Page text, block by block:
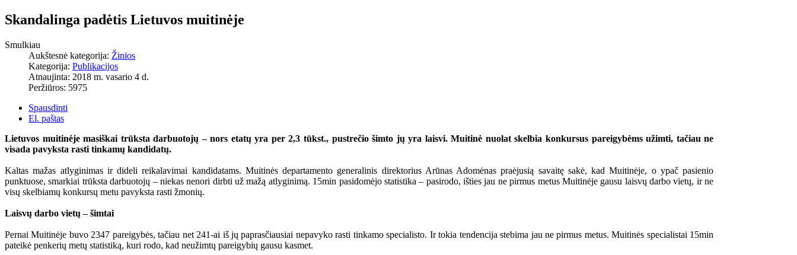
Skandalinga padėtis Lietuvos muitinėje
Smulkiau
Aukštesnė kategorija: Žinios
Kategorija: Publikacijos
Atnaujinta: 2018 m. vasario 4 d.
Peržiūros: 5975
Spausdinti
El. paštas
Lietuvos muitinėje masiškai trūksta darbuotojų – nors etatų yra per 2,3 tūkst., pustrečio šimto jų yra laisvi. Muitinė nuolat skelbia konkursus pareigybėms užimti, tačiau ne
visada pavyksta rasti tinkamų kandidatų.
Kaltas mažas atlyginimas ir dideli reikalavimai kandidatams. Muitinės departamento generalinis direktorius Arūnas Adomėnas praėjusią savaitę sakė, kad Muitinėje, o ypač pasienio
punktuose, smarkiai trūksta darbuotojų – niekas nenori dirbti už mažą atlyginimą. 15min pasidomėjo statistika – pasirodo, išties jau ne pirmus metus Muitinėje gausu laisvų darbo vietų, ir ne
visų skelbiamų konkursų metu pavyksta rasti žmonių.
Laisvų darbo vietų – šimtai
Pernai Muitinėje buvo 2347 pareigybės, tačiau net 241-ai iš jų paprasčiausiai nepavyko rasti tinkamo specialisto. Ir tokia tendencija stebima jau ne pirmus metus. Muitinės specialistai 15min
pateikė penkerių metų statistiką, kuri rodo, kad neužimtų pareigybių gausu kasmet.